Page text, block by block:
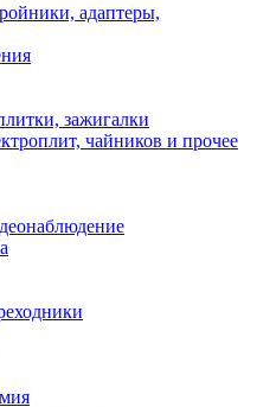
адаптеры,
зажигалки
чайников и прочее